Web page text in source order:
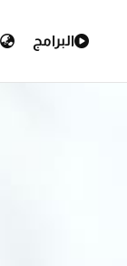
البرامج